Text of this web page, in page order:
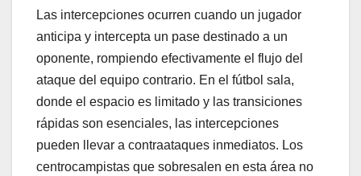
Las intercepciones ocurren cuando un jugador
anticipa y intercepta un pase destinado a un
oponente, rompiendo efectivamente el flujo del
ataque del equipo contrario. En el fútbol sala,
donde el espacio es limitado y las transiciones
rápidas son esenciales, las intercepciones
pueden llevar a contraataques inmediatos. Los
centrocampistas que sobresalen en esta área no